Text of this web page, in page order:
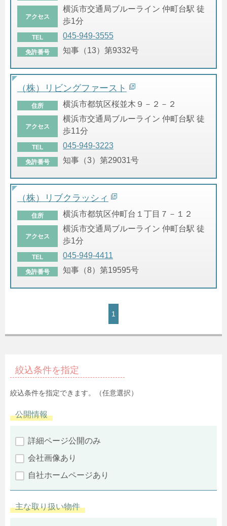
アクセス
横浜市交通局ブルーライン 仲町台駅 徒
歩1分
TEL 045-949-3555
免許番号 知事（13）第9332号
（株）リビングファースト
住所 横浜市都筑区桜並木９－２－２
アクセス
横浜市交通局ブルーライン 仲町台駅 徒
歩11分
TEL 045-949-3223
免許番号 知事（3）第29031号
（株）リブクラッシィ
住所 横浜市都筑区仲町台１丁目７－１２
アクセス
横浜市交通局ブルーライン 仲町台駅 徒
歩1分
TEL 045-949-4411
免許番号 知事（8）第19595号
1
絞込条件を指定
絞込条件を指定できます。（任意選択）
公開情報
詳細ページ公開のみ
会社画像あり
自社ホームページあり
主な取り扱い物件